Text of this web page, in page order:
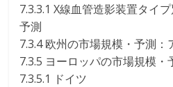
7.3.3.1 X線血管造影装置タイ
予測
7.3.4 欧州の市場規模・予測：
7.3.5 ヨーロッパの市場規模・
7.3.5.1 ドイツ